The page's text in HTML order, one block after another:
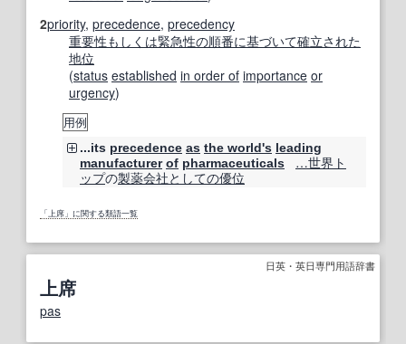
2priority, precedence, precedency
重要性もしくは緊急性の順番に基づいて確立された
地位
(status established in order of importance or
urgency)
用例
...its precedence as the world's leading
manufacturer of pharmaceuticals …世界 ト
ップの製薬会社としての優位
「上席」に関する類語一覧
日英・英日専門用語辞書
上席
pas